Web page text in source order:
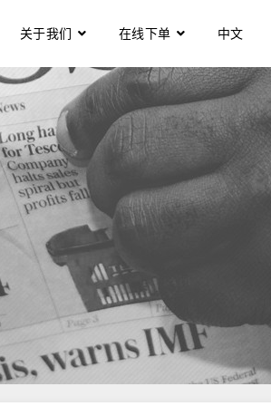
关于我们 在线下单 中文